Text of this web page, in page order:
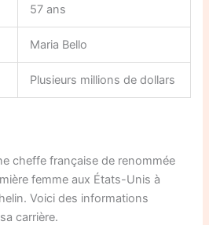
57 ans
Maria Bello
Plusieurs millions de dollars
cheffe française de renommée
femme aux États-Unis à
Voici des informations
carrière.